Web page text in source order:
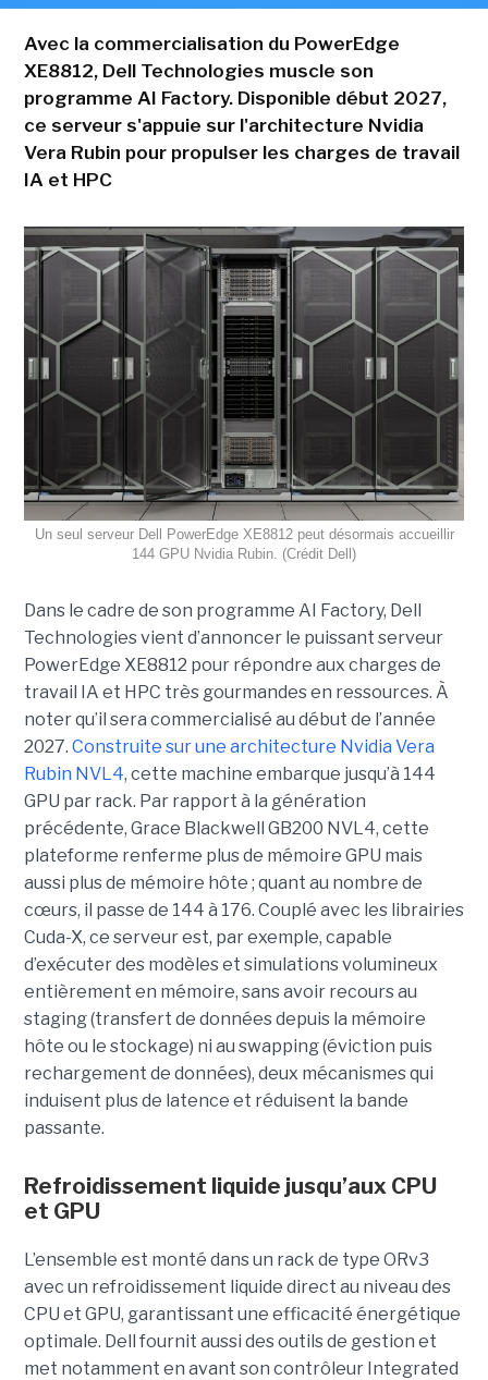
Avec la commercialisation du PowerEdge
XE8812, Dell Technologies muscle son
programme AI Factory. Disponible début 2027,
ce serveur s'appuie sur l'architecture Nvidia
Vera Rubin pour propulser les charges de travail
IA et HPC
Un seul serveur Dell PowerEdge XE8812 peut désormais accueillir
144 GPU Nvidia Rubin. (Crédit Dell)
Dans le cadre de son programme AI Factory, Dell
Technologies vient d’annoncer le puissant serveur
PowerEdge XE8812 pour répondre aux charges de
travail IA et HPC très gourmandes en ressources. À
noter qu’il sera commercialisé au début de l’année
2027. Construite sur une architecture Nvidia Vera
Rubin NVL4, cette machine embarque jusqu’à 144
GPU par rack. Par rapport à la génération
précédente, Grace Blackwell GB200 NVL4, cette
plateforme renferme plus de mémoire GPU mais
aussi plus de mémoire hôte ; quant au nombre de
cœurs, il passe de 144 à 176. Couplé avec les librairies
Cuda-X, ce serveur est, par exemple, capable
d’exécuter des modèles et simulations volumineux
entièrement en mémoire, sans avoir recours au
staging (transfert de données depuis la mémoire
hôte ou le stockage) ni au swapping (éviction puis
rechargement de données), deux mécanismes qui
induisent plus de latence et réduisent la bande
passante.
Refroidissement liquide jusqu’aux CPU
et GPU
L’ensemble est monté dans un rack de type ORv3
avec un refroidissement liquide direct au niveau des
CPU et GPU, garantissant une efficacité énergétique
optimale. Dell fournit aussi des outils de gestion et
met notamment en avant son contrôleur Integrated